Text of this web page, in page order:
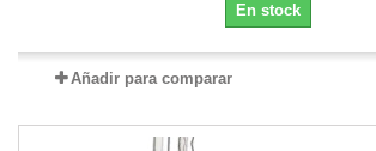
En stock
Añadir para comparar